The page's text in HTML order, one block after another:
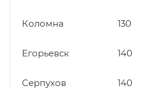
Коломна 130
Егорьевск 140
Серпухов 140